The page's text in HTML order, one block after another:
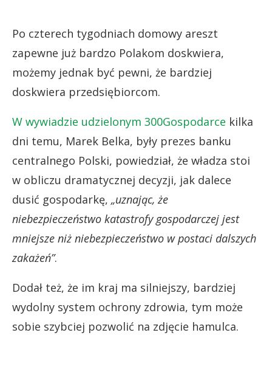
Po czterech tygodniach domowy areszt
zapewne już bardzo Polakom doskwiera,
możemy jednak być pewni, że bardziej
doskwiera przedsiębiorcom.
W wywiadzie udzielonym 300Gospodarce kilka
dni temu, Marek Belka, były prezes banku
centralnego Polski, powiedział, że władza stoi
w obliczu dramatycznej decyzji, jak dalece
dusić gospodarkę, „uznając, że
niebezpieczeństwo katastrofy gospodarczej jest
mniejsze niż niebezpieczeństwo w postaci dalszych
zakażeń”.
Dodał też, że im kraj ma silniejszy, bardziej
wydolny system ochrony zdrowia, tym może
sobie szybciej pozwolić na zdjęcie hamulca.